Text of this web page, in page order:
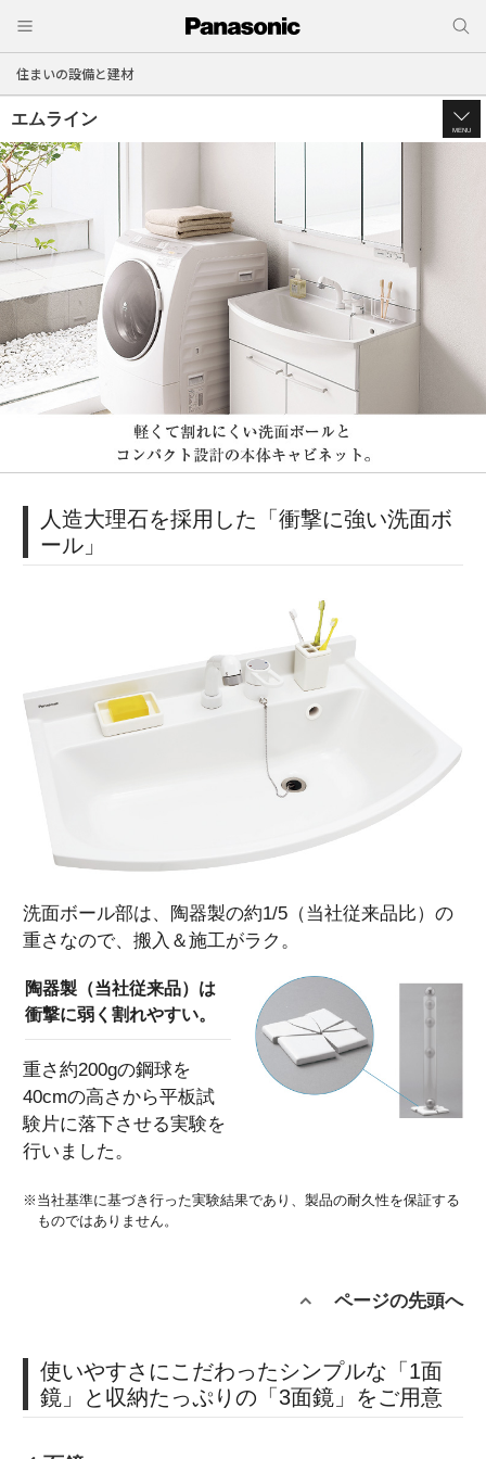
住まいの設備と建材
エムライン
MENU
人造大理石を採用した「衝撃に強い洗面ボ
ール」
洗面ボール部は、陶器製の約1/5（当社従来品比）の
重さなので、搬入＆施工がラク。
陶器製（当社従来品）は
衝撃に弱く割れやすい。
重さ約200gの鋼球を
40cmの高さから平板試
験片に落下させる実験を
行いました。
※当社基準に基づき行った実験結果であり、製品の耐久性を保証する
ものではありません。
ページの先頭へ
使いやすさにこだわったシンプルな「1面
鏡」と収納たっぷりの「3面鏡」をご用意